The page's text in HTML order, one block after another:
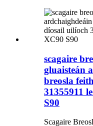
scagaire
gluaisteán
breosla
31355911
S90
Scagaire